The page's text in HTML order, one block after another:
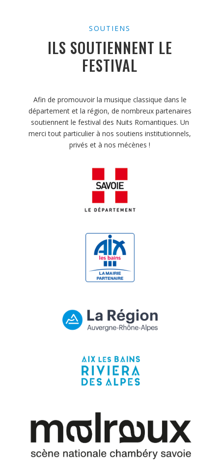
SOUTIENS
ILS SOUTIENNENT LE
FESTIVAL
Afin de promouvoir la musique classique dans le
département et la région, de nombreux partenaires
soutiennent le festival des Nuits Romantiques. Un
merci tout particulier à nos soutiens institutionnels,
privés et à nos mécènes !